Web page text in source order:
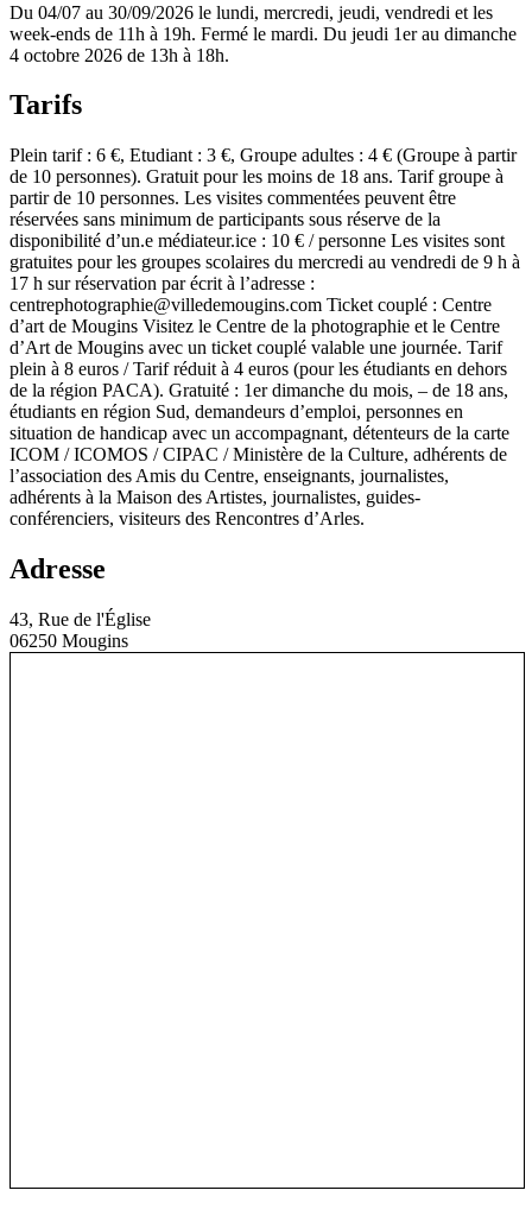
Du 04/07 au 30/09/2026 le lundi, mercredi, jeudi, vendredi et les
week-ends de 11h à 19h. Fermé le mardi. Du jeudi 1er au dimanche
4 octobre 2026 de 13h à 18h.
Tarifs
Plein tarif : 6 €, Etudiant : 3 €, Groupe adultes : 4 € (Groupe à partir
de 10 personnes). Gratuit pour les moins de 18 ans. Tarif groupe à
partir de 10 personnes. Les visites commentées peuvent être
réservées sans minimum de participants sous réserve de la
disponibilité d’un.e médiateur.ice : 10 € / personne Les visites sont
gratuites pour les groupes scolaires du mercredi au vendredi de 9 h à
17 h sur réservation par écrit à l’adresse :
centrephotographie@villedemougins.com Ticket couplé : Centre
d’art de Mougins Visitez le Centre de la photographie et le Centre
d’Art de Mougins avec un ticket couplé valable une journée. Tarif
plein à 8 euros / Tarif réduit à 4 euros (pour les étudiants en dehors
de la région PACA). Gratuité : 1er dimanche du mois, – de 18 ans,
étudiants en région Sud, demandeurs d’emploi, personnes en
situation de handicap avec un accompagnant, détenteurs de la carte
ICOM / ICOMOS / CIPAC / Ministère de la Culture, adhérents de
l’association des Amis du Centre, enseignants, journalistes,
adhérents à la Maison des Artistes, journalistes, guides-
conférenciers, visiteurs des Rencontres d’Arles.
Adresse
43, Rue de l'Église
06250 Mougins